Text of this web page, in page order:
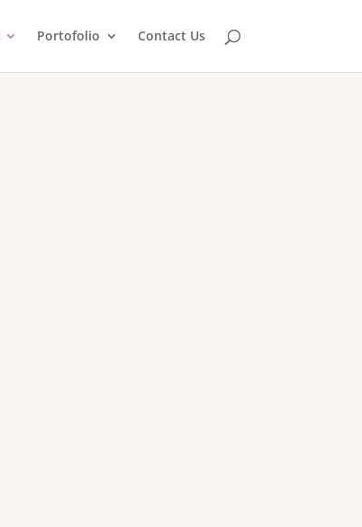
Portofolio Contact Us